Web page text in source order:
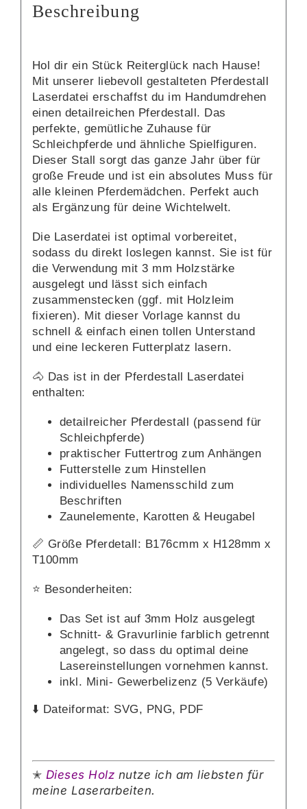
Beschreibung
Hol dir ein Stück Reiterglück nach Hause!
Mit unserer liebevoll gestalteten Pferdestall
Laserdatei erschaffst du im Handumdrehen
einen detailreichen Pferdestall. Das
perfekte, gemütliche Zuhause für
Schleichpferde und ähnliche Spielfiguren.
Dieser Stall sorgt das ganze Jahr über für
große Freude und ist ein absolutes Muss für
alle kleinen Pferdemädchen. Perfekt auch
als Ergänzung für deine Wichtelwelt.
Die Laserdatei ist optimal vorbereitet,
sodass du direkt loslegen kannst. Sie ist für
die Verwendung mit 3 mm Holzstärke
ausgelegt und lässt sich einfach
zusammenstecken (ggf. mit Holzleim
fixieren). Mit dieser Vorlage kannst du
schnell & einfach einen tollen Unterstand
und eine leckeren Futterplatz lasern.
🐴 Das ist in der Pferdestall Laserdatei
enthalten:
detailreicher Pferdestall (passend für
Schleichpferde)
praktischer Futtertrog zum Anhängen
Futterstelle zum Hinstellen
individuelles Namensschild zum
Beschriften
Zaunelemente, Karotten & Heugabel
📏 Größe Pferdetall: B176cmm x H128mm x
T100mm
⭐️ Besonderheiten:
Das Set ist auf 3mm Holz ausgelegt
Schnitt- & Gravurlinie farblich getrennt
angelegt, so dass du optimal deine
Lasereinstellungen vornehmen kannst.
inkl. Mini- Gewerbelizenz (5 Verkäufe)
⬇️ Dateiformat: SVG, PNG, PDF
✭ Dieses Holz nutze ich am liebsten für
meine Laserarbeiten.